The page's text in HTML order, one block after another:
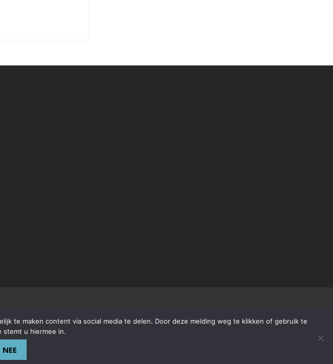
te maken content via social media te delen. Door deze melding weg te klikken of gebruik te
stemt u hiermee in.
NEE